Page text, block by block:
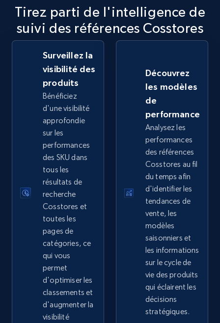
2.5K+ Commencer
eBay - Collect records by category
URL, Product id, Title, Seller name, Seller rating,
Seller reviews, Breadcrumbs, Root category, and
2.5K+ Commencer
Google Shopping
URL, Product id, Title, Product description,
Rating, Reviews count, Images, Variations, and
more.
2.4K+ 199+ Commencer
Google Shopping - collects products from
web using keywords
URL, Product id, Title, Product description,
Tirez parti de l'intelligence de
suivi des références Cosstores
Surveillez la
visibilité des
produits
Bénéficiez
d'une visibilité
approfondie
sur les
performances
des SKU dans
tous les
résultats de
recherche
Cosstores et
toutes les
pages de
catégories, ce
qui vous
permet
d'optimiser les
classements et
d'augmenter la
visibilité
Découvrez
les modèles
de
performance
Analysez les
performances
des références
Cosstores au fil
du temps afin
d'identifier les
tendances de
vente, les
modèles
saisonniers et
les informations
sur le cycle de
vie des produits
qui éclairent les
décisions
stratégiques.